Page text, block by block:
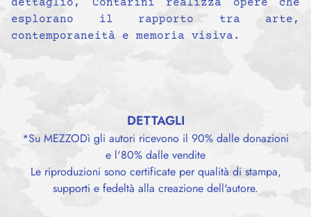
dettaglio, Contarini realizza opere che
esplorano il rapporto tra arte,
contemporaneità e memoria visiva.
DETTAGLI
*Su MEZZODì gli autori ricevono il 90% dalle donazioni
e l'80% dalle vendite
Le riproduzioni sono certificate per qualità di stampa,
supporti e fedeltà alla creazione dell'autore.